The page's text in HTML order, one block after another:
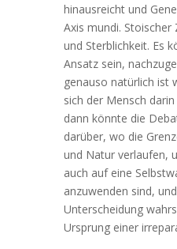
hinausreicht und
Axis mundi.
und Sterblichkeit. Es
Ansatz sein,
genauso natürlich ist
sich der Mensch
dann könnte die
darüber, wo die
und Natur verlaufen,
auch auf eine
anzuwenden sind,
Unterscheidung
Ursprung einer